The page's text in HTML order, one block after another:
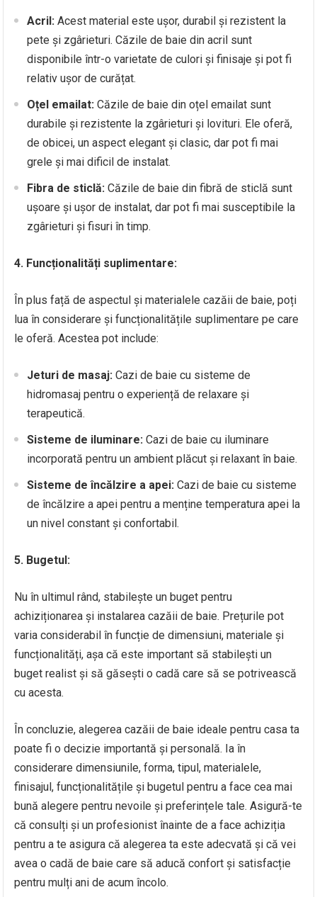
Acril: Acest material este ușor, durabil și rezistent la
pete și zgârieturi. Căzile de baie din acril sunt
disponibile într-o varietate de culori și finisaje și pot fi
relativ ușor de curățat.
Oțel emailat: Căzile de baie din oțel emailat sunt
durabile și rezistente la zgârieturi și lovituri. Ele oferă,
de obicei, un aspect elegant și clasic, dar pot fi mai
grele și mai dificil de instalat.
Fibra de sticlă: Căzile de baie din fibră de sticlă sunt
ușoare și ușor de instalat, dar pot fi mai susceptibile la
zgârieturi și fisuri în timp.
4. Funcționalități suplimentare:
În plus față de aspectul și materialele cazăii de baie, poți
lua în considerare și funcționalitățile suplimentare pe care
le oferă. Acestea pot include:
Jeturi de masaj: Cazi de baie cu sisteme de
hidromasaj pentru o experiență de relaxare și
terapeutică.
Sisteme de iluminare: Cazi de baie cu iluminare
incorporată pentru un ambient plăcut și relaxant în baie.
Sisteme de încălzire a apei: Cazi de baie cu sisteme
de încălzire a apei pentru a menține temperatura apei la
un nivel constant și confortabil.
5. Bugetul:
Nu în ultimul rând, stabilește un buget pentru
achiziționarea și instalarea cazăii de baie. Prețurile pot
varia considerabil în funcție de dimensiuni, materiale și
funcționalități, așa că este important să stabilești un
buget realist și să găsești o cadă care să se potrivească
cu acesta.
În concluzie, alegerea cazăii de baie ideale pentru casa ta
poate fi o decizie importantă și personală. Ia în
considerare dimensiunile, forma, tipul, materialele,
finisajul, funcționalitățile și bugetul pentru a face cea mai
bună alegere pentru nevoile și preferințele tale. Asigură-te
că consulți și un profesionist înainte de a face achiziția
pentru a te asigura că alegerea ta este adecvată și că vei
avea o cadă de baie care să aducă confort și satisfacție
pentru mulți ani de acum încolo.